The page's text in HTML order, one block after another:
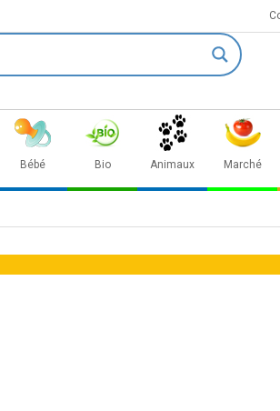
Bébé Bio Animaux Marché